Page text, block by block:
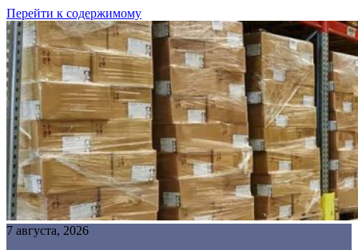
Перейти к содержимому
7 августа, 2026